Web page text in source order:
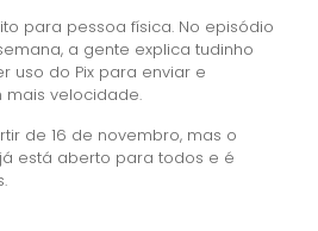
para pessoa física. No episódio
a gente explica tudinho
uso do Pix para enviar e
velocidade.
de 16 de novembro, mas o
está aberto para todos e é